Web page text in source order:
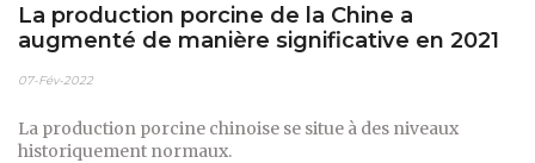
La production porcine de la Chine a
augmenté de manière significative en 2021
07-Fév-2022
La production porcine chinoise se situe à des niveaux
historiquement normaux.